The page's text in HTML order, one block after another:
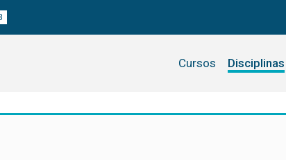
Cursos Disciplinas